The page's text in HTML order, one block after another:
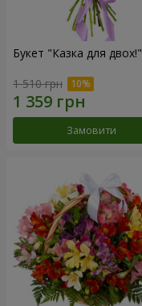
Букет "Казка для двох!"
1 510 грн
Замовити